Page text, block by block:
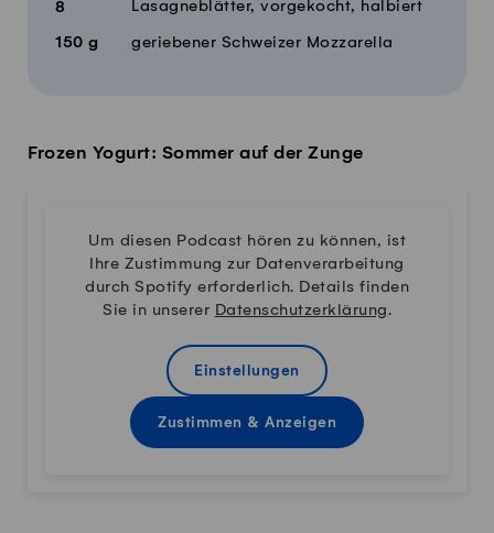
8 Lasagneblätter, vorgekocht, halbiert
150 g geriebener Schweizer Mozzarella
Frozen Yogurt: Sommer auf der Zunge
Um diesen Podcast hören zu können, ist
Ihre Zustimmung zur Datenverarbeitung
durch Spotify erforderlich. Details finden
Sie in unserer Datenschutzerklärung.
Einstellungen
Zustimmen & Anzeigen